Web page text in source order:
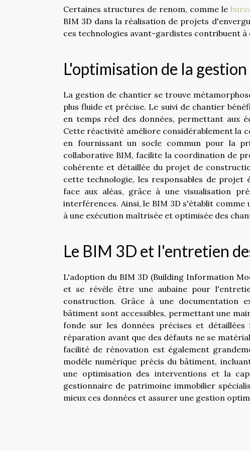
Certaines structures de renom, comme le
BIM 3D dans la réalisation de projets
ces technologies avant-gardistes contribuent
L'optimisation de la
La gestion de chantier se trouve
plus fluide et précise. Le suivi de chantier
en temps réel des données, permettant aux
Cette réactivité améliore considérablement la
en fournissant un socle commun pour la
collaborative BIM, facilite la coordination de
cohérente et détaillée du projet de
cette technologie, les responsables de
face aux aléas, grâce à une visualisation
interférences. Ainsi, le BIM 3D s'établit
à une exécution maîtrisée et optimisée des
Le BIM 3D et l'entretien
L'adoption du BIM 3D (Building Information
et se révèle être une aubaine pour
construction. Grâce à une documentation
bâtiment sont accessibles, permettant une
fonde sur les données précises et
réparation avant que des défauts ne se
facilité de rénovation est également
modèle numérique précis du bâtiment,
une optimisation des interventions et la
gestionnaire de patrimoine immobilier
mieux ces données et assurer une gestion